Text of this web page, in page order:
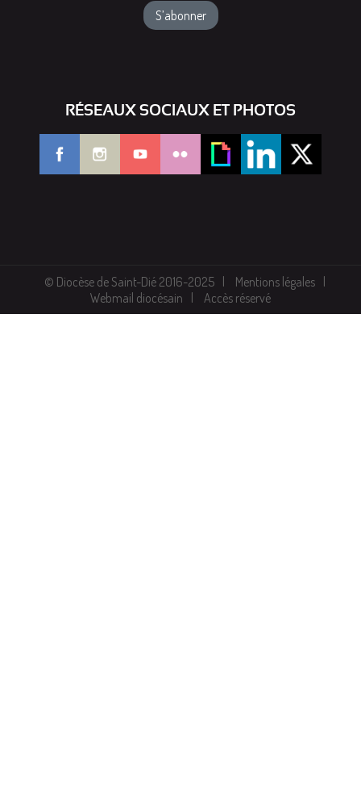
RÉSEAUX SOCIAUX ET PHOTOS
© Diocèse de Saint-Dié 2016-2025
Mentions légales
Webmail diocésain
Accès réservé